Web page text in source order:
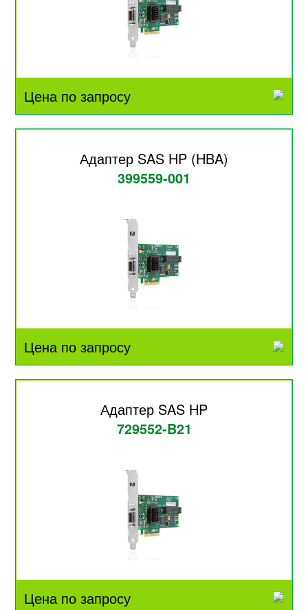
Цена по запросу
Адаптер SAS HP (HBA)
399559-001
Цена по запросу
Адаптер SAS HP
729552-B21
Цена по запросу